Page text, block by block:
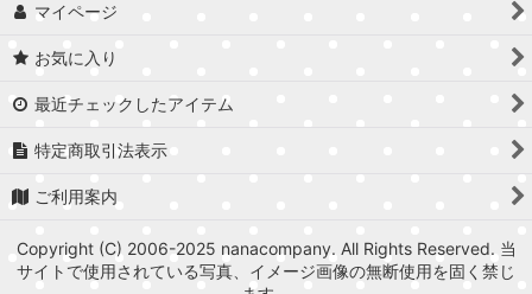
マイページ
お気に入り
最近チェックしたアイテム
特定商取引法表示
ご利用案内
Copyright (C) 2006-2025 nanacompany. All Rights Reserved. 当
サイトで使用されている写真、イメージ画像の無断使用を固く禁じ